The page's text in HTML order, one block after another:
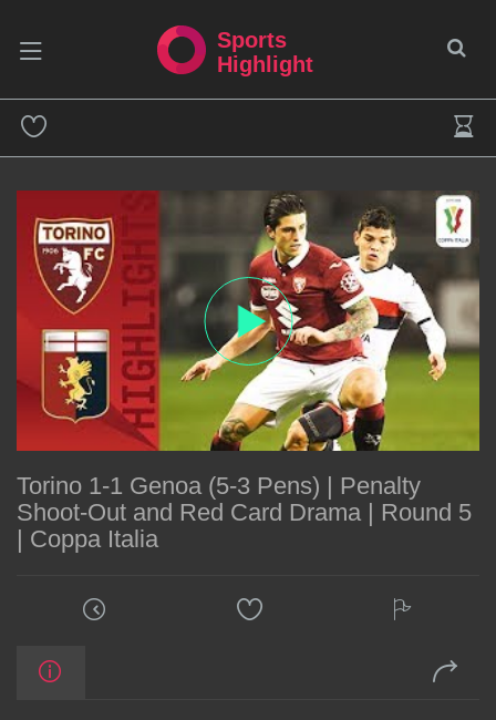
Sports
Highlight
Torino 1-1 Genoa (5-3 Pens) | Penalty
Shoot-Out and Red Card Drama | Round 5
| Coppa Italia